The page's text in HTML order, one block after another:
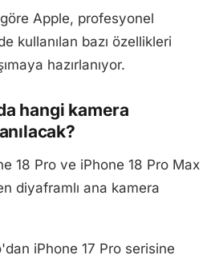
Apple, profesyonel
kullanılan bazı özellikleri
hazırlanıyor.
hangi kamera
18 Pro ve iPhone 18 Pro Max
diyaframlı ana kamera
iPhone 17 Pro serisine